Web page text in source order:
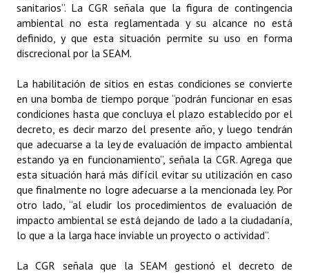
Declaración Jurada de Bienes Publicadas
Informes de Evaluación del Plan de Mejoramiento
Riesgo Tecnológico
Hambre Cero
CENTRO DE ATENCIÓN AL CIUDADANO
Centro de Atención al Ciudadano
Contactenos
sanitarios”. La CGR señala que la figura de contingencia
ambiental no esta reglamentada y su alcance no está
definido, y que esta situación permite su uso en forma
discrecional por la SEAM.
La habilitación de sitios en estas condiciones se convierte
en una bomba de tiempo porque “podrán funcionar en esas
condiciones hasta que concluya el plazo establecido por el
decreto, es decir marzo del presente año, y luego tendrán
que adecuarse a la ley de evaluación de impacto ambiental
estando ya en funcionamiento”, señala la CGR. Agrega que
esta situación hará más difícil evitar su utilización en caso
que finalmente no logre adecuarse a la mencionada ley. Por
otro lado, “al eludir los procedimientos de evaluación de
impacto ambiental se está dejando de lado a la ciudadanía,
lo que a la larga hace inviable un proyecto o actividad”.
La CGR señala que la SEAM gestionó el decreto de